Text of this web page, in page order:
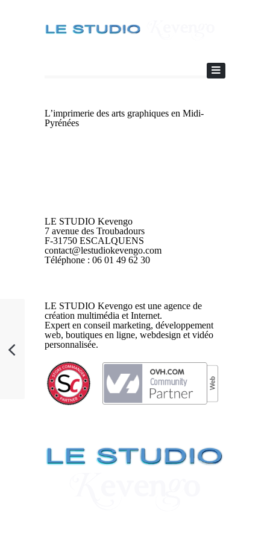
L’imprimerie des arts graphiques en Midi-
Pyrénées
LE STUDIO Kevengo
7 avenue des Troubadours
F-31750 ESCALQUENS
contact@lestudiokevengo.com
Téléphone : 06 01 49 62 30
LE STUDIO Kevengo est une agence de
création multimédia et Internet.
Expert en conseil marketing, développement
web, boutiques en ligne, webdesign et vidéo
personnalisée.